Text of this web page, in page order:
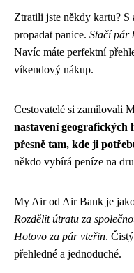
Ztratili jste někdy kartu?
propadat panice. Stačí pár
Navíc máte perfektní
víkendový nákup.
Cestovatelé si zamilovali
nastavení
přesně tam, kde ji
někdo vybírá peníze na
My Air od Air Bank je
Rozdělit útratu za
Hotovo za pár vteřin.
přehledné a jednoduché.